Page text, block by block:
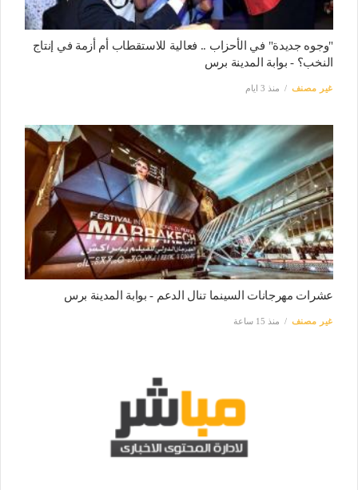
"وجوه جديدة" في الأحزاب .. فعالية للاستقطاب أم أزمة في إنتاج
النخب؟ - بوابة المدينة برس
غير مصنف منذ 3 ايام
عشرات مهرجانات السينما تنال الدعم - بوابة المدينة برس
غير مصنف منذ 15 ساعة